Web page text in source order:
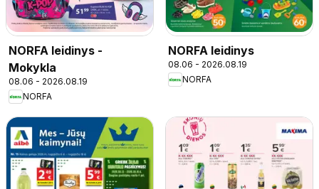
NORFA leidinys -
Mokykla
08.06 - 2026.08.19
NORFA
NORFA leidinys
08.06 - 2026.08.19
NORFA